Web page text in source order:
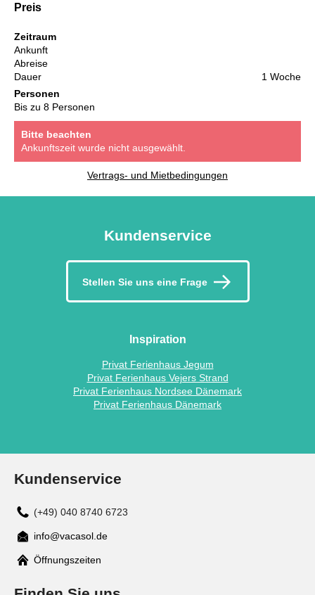
Preis
Zeitraum
Ankunft
Abreise
Dauer
1 Woche
Personen
Bis zu 8 Personen
Bitte beachten
Ankunftszeit wurde nicht ausgewählt.
Vertrags- und Mietbedingungen
Kundenservice
Stellen Sie uns eine Frage
Inspiration
Privat Ferienhaus Jegum
Privat Ferienhaus Vejers Strand
Privat Ferienhaus Nordsee Dänemark
Privat Ferienhaus Dänemark
Kundenservice
(+49) 040 8740 6723
Mail
info@vacasol.de
Öffnungszeiten